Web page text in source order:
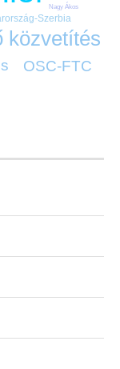
közvetítés
OSC-FTC
Szerbia
Nagy Ákos